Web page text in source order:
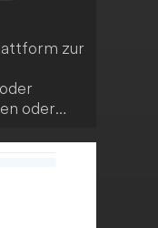
zur
oder
zu
einfach